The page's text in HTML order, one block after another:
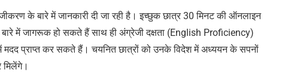
के बारे में जानकारी दी जा रही है। इच्छुक छात्र 30 मिनट की ऑनलाइन
में जागरूक हो सकते हैं साथ ही अंग्रेजी दक्षता (English Proficiency)
में मदद प्राप्त कर सकते हैं। चयनित छात्रों को उनके विदेश में अध्ययन के सपनों
मिलेंगे।